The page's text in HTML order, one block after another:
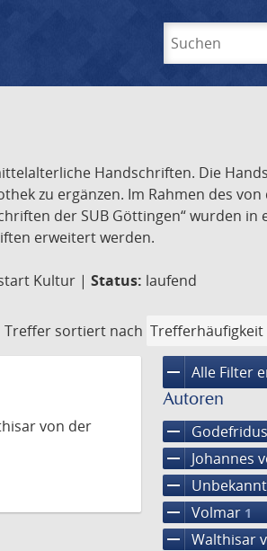
Handschriften. Die
zu ergänzen. Im Rahmen des
der SUB Göttingen“ wurden in
erweitert werden.
Kultur | Status: laufend
Treffer sortiert nach
remove Alle Filter
Autoren
remove
remove Johannes
remove Unbekannt
remove Volmar 1
remove Walthisar
von der